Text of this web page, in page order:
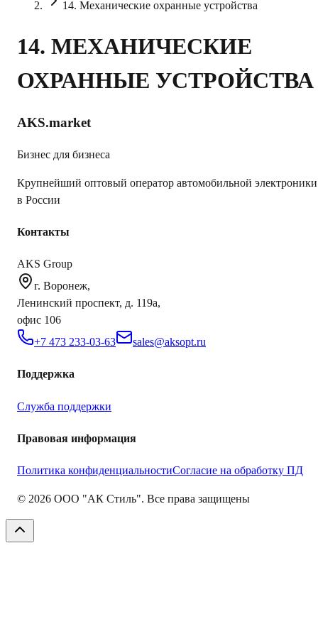
14. Механические охранные устройства
14. МЕХАНИЧЕСКИЕ
ОХРАННЫЕ УСТРОЙСТВА
AKS.market
Бизнес для бизнеса
Крупнейший оптовый оператор автомобильной электроники
в России
Контакты
AKS Group
г. Воронеж,
Ленинский проспект, д. 119а,
офис 106
+7 473 233-03-63
sales@aksopt.ru
Поддержка
Служба поддержки
Правовая информация
Политика конфиденциальностиСогласие на обработку ПД
© 2026 ООО "АК Стиль". Все права защищены